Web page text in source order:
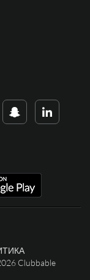
Clubbable